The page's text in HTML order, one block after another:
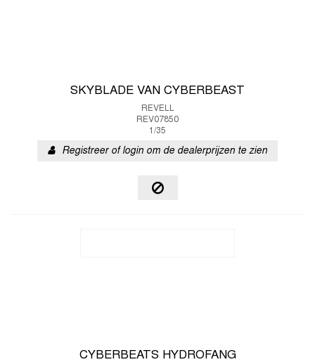
SKYBLADE VAN CYBERBEAST
REVELL
REV07850
1/35
Registreer of login om de dealerprijzen te zien
CYBERBEATS HYDROFANG